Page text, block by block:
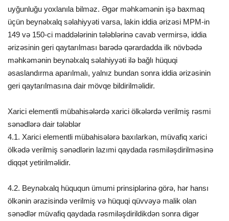
uyğunluğu yoxlanıla bilməz. Əgər məhkəmənin işə baxmaq
üçün beynəlxalq səlahiyyəti varsa, lakin iddia ərizəsi MPM-in
149 və 150-ci maddələrinin tələblərinə cavab vermirsə, iddia
ərizəsinin geri qaytarılması barədə qərardadda ilk növbədə
məhkəmənin beynəlxalq səlahiyyəti ilə bağlı hüquqi
əsaslandırma aparılmalı, yalnız bundan sonra iddia ərizəsinin
geri qaytarılmasına dair mövqe bildirilməlidir.
Xarici elementli mübahisələrdə xarici ölkələrdə verilmiş rəsmi
sənədlərə dair tələblər
4.1. Xarici elementli mübahisələrə baxılarkən, müvafiq xarici
ölkədə verilmiş sənədlərin lazımi qaydada rəsmiləşdirilməsinə
diqqət yetirilməlidir.
4.2. Beynəlxalq hüququn ümumi prinsiplərinə görə, hər hansı
ölkənin ərazisində verilmiş və hüquqi qüvvəyə malik olan
sənədlər müvafiq qaydada rəsmiləşdirildikdən sonra digər